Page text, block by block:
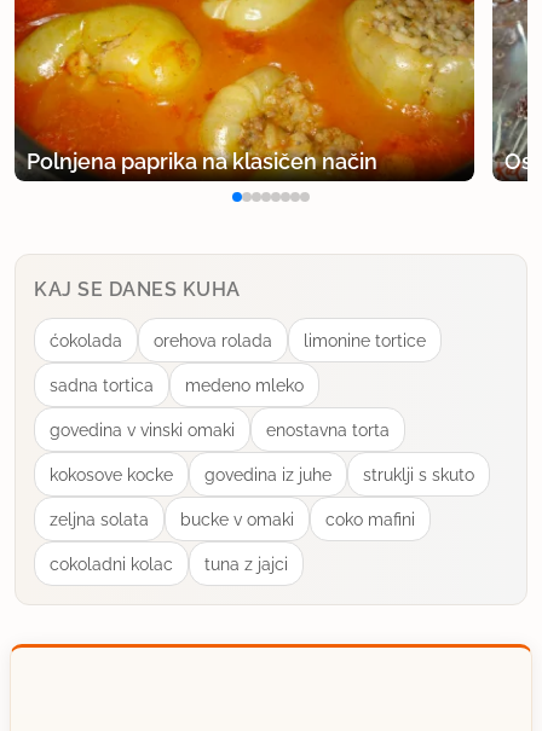
Polnjena paprika na klasičen način
KAJ SE DANES KUHA
ćokolada orehova rolada limonine tortice
sadna tortica medeno mleko
govedina v vinski omaki enostavna torta
kokosove kocke govedina iz juhe struklji s skuto
zeljna solata bucke v omaki coko mafini
cokoladni kolac tuna z jajci